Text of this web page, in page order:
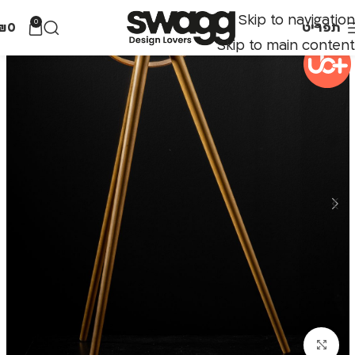
Skip to navigation
Skip to main content
תפריט 0
0
לחצו להגדלה